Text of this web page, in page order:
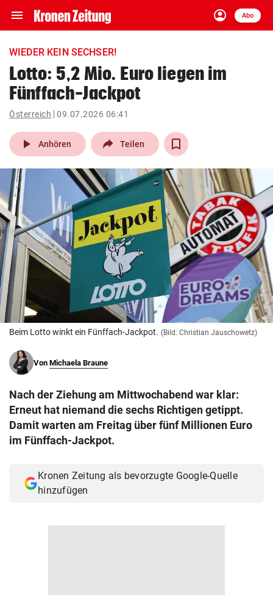
menu Navigation
ein-/ausklappen
account_circle
Anmelden
Abo
close Schließen
account_circle Anmelden
pin_drop
Wien arrow_right
bookmark
search
Suchbegriff
eingeben
© Krone Multimedia GmbH & Co KG 2026
Muthgasse 2, 1190 Wien
WIEDER KEIN SECHSER!
Lotto: 5,2 Mio. Euro liegen im
Fünffach-Jackpot
Österreich 09.07.2026 06:41
play_arrow Anhören Teilen
Beim Lotto winkt ein Fünffach-Jackpot. (Bild: Christian Jauschowetz)
Von Michaela Braune
Nach der Ziehung am Mittwochabend war klar:
Erneut hat niemand die sechs Richtigen getippt.
Damit warten am Freitag über fünf Millionen Euro
im Fünffach-Jackpot.
Kronen Zeitung als bevorzugte Google-Quelle
hinzufügen